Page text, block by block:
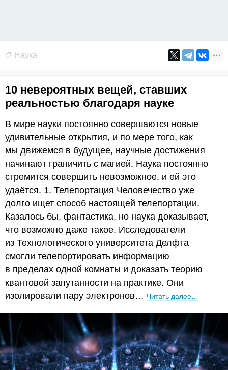
Наука
10 невероятных вещей, ставших
реальностью благодаря науке
В мире науки постоянно совершаются новые
удивительные открытия, и по мере того, как
мы движемся в будущее, научные достижения
начинают граничить с магией. Наука постоянно
стремится совершить невозможное, и ей это
удаётся. 1. Телепортация Человечество уже
долго ищет способ настоящей телепортации.
Казалось бы, фантастика, но наука доказывает,
что возможно даже такое. Исследователи
из Технологического университета Делфта
смогли телепортировать информацию
в пределах одной комнаты и доказать теорию
квантовой запутанности на практике. Они
изолировали пару электронов… Читать далее…